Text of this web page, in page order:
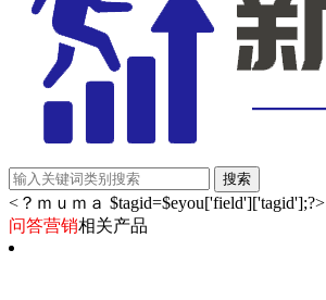
<？ｍｕｍａ $tagid=$eyou['field']['tagid'];?>
问答营销相关产品